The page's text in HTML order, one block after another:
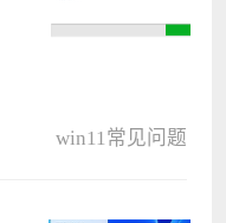
win11常见问题